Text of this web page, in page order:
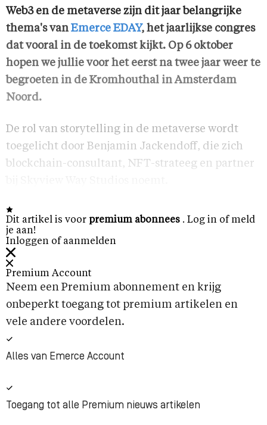
Web3 en de metaverse zijn dit jaar belangrijke
thema's vanEmerce EDAY, het jaarlijkse congres
dat vooral in de toekomst kijkt. Op 6 oktober
hopen we jullie voor het eerst na twee jaar weer te
begroeten in de Kromhouthal in Amsterdam
Noord.
De rol van storytelling in de metaverse wordt
toegelicht door Benjamin Jackendoff, die zich
blockchain-consultant, NFT-strateeg en partner
Dit artikel is voor premium abonnees . Log in of meld
je aan!
Inloggen of aanmelden
Premium Account
Neem een Premium abonnement en krijg
onbeperkt toegang tot premium artikelen en
vele andere voordelen.
Alles van Emerce Account
Toegang tot alle Premium nieuws artikelen